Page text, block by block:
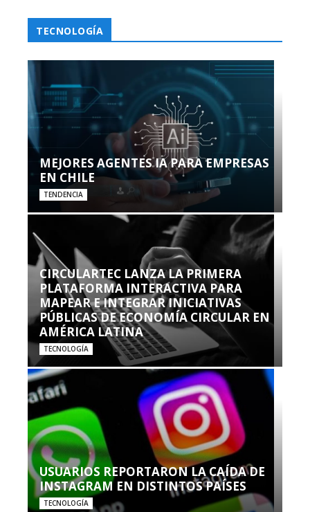
TECNOLOGÍA
MEJORES AGENTES IA PARA EMPRESAS
EN CHILE
TENDENCIA
CIRCULARTEC LANZA LA PRIMERA
PLATAFORMA INTERACTIVA PARA
MAPEAR E INTEGRAR INICIATIVAS
PÚBLICAS DE ECONOMÍA CIRCULAR EN
AMÉRICA LATINA
TECNOLOGÍA
USUARIOS REPORTARON LA CAÍDA DE
INSTAGRAM EN DISTINTOS PAÍSES
TECNOLOGÍA